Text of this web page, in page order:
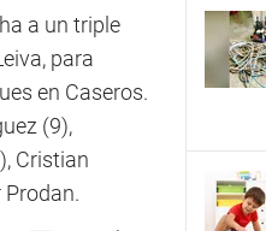
a un triple
para
en Caseros.
(9),
Cristian
Prodan.